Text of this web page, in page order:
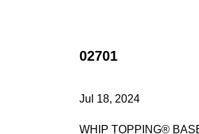
02701
Jul 18, 2024
WHIP TOPPING®